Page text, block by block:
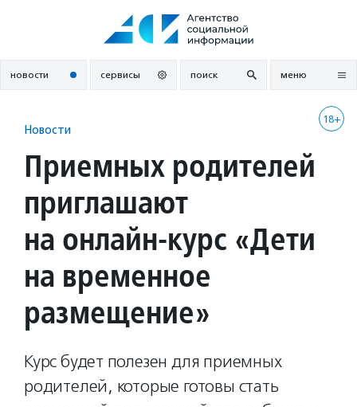
новости сервисы поиск меню
18+
Новости
Приемных родителей
приглашают
на онлайн-курс «Дети
на временное
размещение»
Курс будет полезен для приемных
родителей, которые готовы стать